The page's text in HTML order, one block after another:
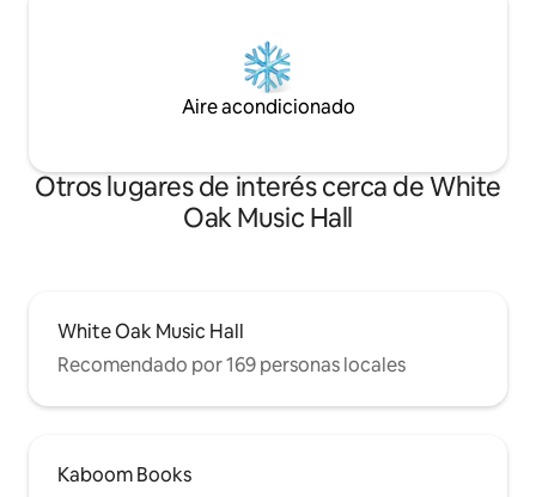
Aire acondicionado
Otros lugares de interés cerca de White
Oak Music Hall
White Oak Music Hall
Recomendado por 169 personas locales
Kaboom Books